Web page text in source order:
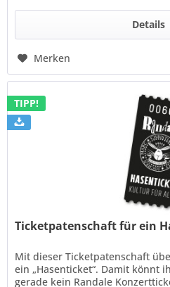
Details
Merken
TIPP!
Ticketpatenschaft für ein
Mit dieser Ticketpatenschaft
ein „Hasenticket“. Damit könnt
gerade kein Randale